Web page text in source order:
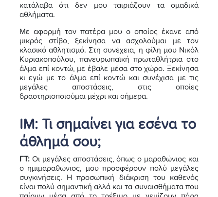
κατάλαβα ότι δεν μου ταιριάζουν τα ομαδικά
αθλήματα.
Με αφορμή τον πατέρα μου ο οποίος έκανε από
μικρός στίβο, ξεκίνησα να ασχολούμαι με τον
κλασικό αθλητισμό. Στη συνέχεια, η φίλη μου Νικόλ
Κυριακοπούλου, πανευρωπαϊκή πρωταθλήτρια στο
άλμα επί κοντώ, με έβαλε μέσα στο χώρο. Ξεκίνησα
κι εγώ με το άλμα επί κοντώ και συνέχισα με τις
μεγάλες αποστάσεις, στις οποίες
δραστηριοποιούμαι μέχρι και σήμερα.
ΙΜ: Τι σημαίνει για εσένα το
άθλημά σου;
ΓΤ: Οι μεγάλες αποστάσεις, όπως ο μαραθώνιος και
ο ημιμαραθώνιος, μου προσφέρουν πολύ μεγάλες
συγκινήσεις. Η προσωπική διάκριση του καθενός
είναι πολύ σημαντική αλλά και τα συναισθήματα που